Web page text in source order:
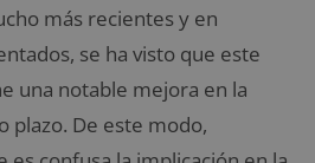
más recientes y en
se ha visto que este
una notable mejora en la
plazo. De este modo,